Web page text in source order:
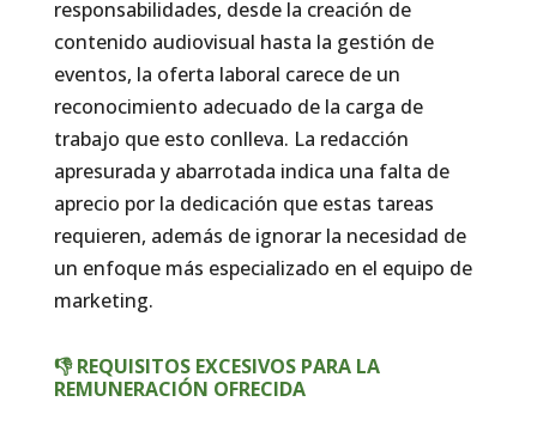
responsabilidades, desde la creación de
contenido audiovisual hasta la gestión de
eventos, la oferta laboral carece de un
reconocimiento adecuado de la carga de
trabajo que esto conlleva. La redacción
apresurada y abarrotada indica una falta de
aprecio por la dedicación que estas tareas
requieren, además de ignorar la necesidad de
un enfoque más especializado en el equipo de
marketing.
👎 REQUISITOS EXCESIVOS PARA LA
REMUNERACIÓN OFRECIDA